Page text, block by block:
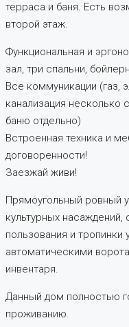
терраса и баня. Есть
второй этаж.
Функциональная и
зал, три спальни,
Все коммуникации (газ,
канализация несколько
баню отдельно)
Встроенная техника и
договоренности!
Заезжай живи!
Прямоугольный ровный
культурных
пользования и тропинки
автоматическими
инвентаря.
Данный дом полностью
проживанию.